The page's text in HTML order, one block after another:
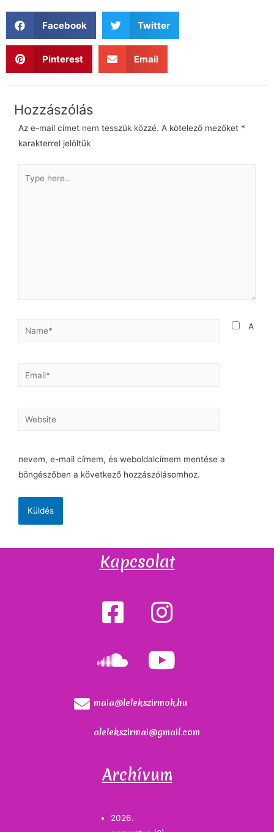
Facebook Twitter
Pinterest Email
Az e-mail címet nem tesszük közzé. A kötelező mezőket *
karakterrel jelöltük
A
nevem, e-mail címem, és weboldalcímem mentése a
böngészőben a következő hozzászólásomhoz.
Kapcsolat
maia@lelekszirmok.hu
alelekszirmai@gmail.com
Archívum
2026.